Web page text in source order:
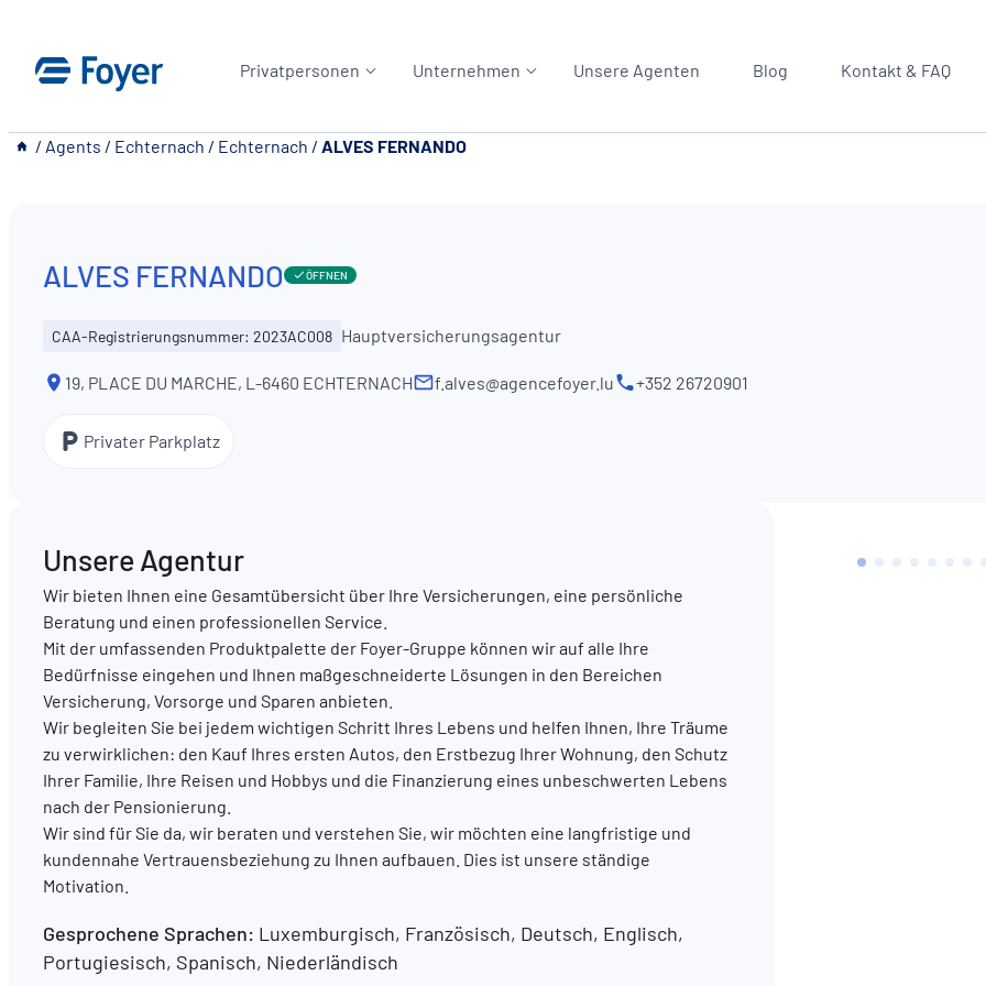
springen
Privatpersonen Unternehmen Unsere Agenten Blog Kontakt & FAQ
__ / Agents / Echternach / Echternach / ALVES FERNANDO
ALVES FERNANDO ÖFFNEN
CAA-Registrierungsnummer: 2023AC008 Hauptversicherungsagentur
19, PLACE DU MARCHE, L-6460 ECHTERNACH f.alves@agencefoyer.lu +352 26720901
Privater Parkplatz
Unsere Agentur
Wir bieten Ihnen eine Gesamtübersicht über Ihre Versicherungen, eine persönliche
Beratung und einen professionellen Service.
Mit der umfassenden Produktpalette der Foyer-Gruppe können wir auf alle Ihre
Bedürfnisse eingehen und Ihnen maßgeschneiderte Lösungen in den Bereichen
Versicherung, Vorsorge und Sparen anbieten.
Wir begleiten Sie bei jedem wichtigen Schritt Ihres Lebens und helfen Ihnen, Ihre Träume
zu verwirklichen: den Kauf Ihres ersten Autos, den Erstbezug Ihrer Wohnung, den Schutz
Ihrer Familie, Ihre Reisen und Hobbys und die Finanzierung eines unbeschwerten Lebens
nach der Pensionierung.
Wir sind für Sie da, wir beraten und verstehen Sie, wir möchten eine langfristige und
kundennahe Vertrauensbeziehung zu Ihnen aufbauen. Dies ist unsere ständige
Motivation.
Gesprochene Sprachen: Luxemburgisch, Französisch, Deutsch, Englisch,
Portugiesisch, Spanisch, Niederländisch